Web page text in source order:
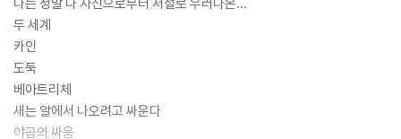
두 세계
카인
도둑
베아트리체
새는 알에서 나오려고 싸운다
야곱의 싸움